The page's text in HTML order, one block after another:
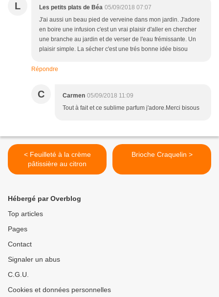
L Les petits plats de Béa 05/09/2018 07:07
J'ai aussi un beau pied de verveine dans mon jardin. J'adore
en boire une infusion c'est un vrai plaisir d'aller en chercher
une branche au jardin et de verser de l'eau frémissante. Un
plaisir simple. La sécher c'est une trés bonne idée bisou
Répondre
C Carmen 05/09/2018 11:09
Tout à fait et ce sublime parfum j'adore.Merci bisous
< Feuilleté à la crème
pâtissière au citron
Brioche Craquelin >
Hébergé par Overblog
Top articles
Pages
Contact
Signaler un abus
C.G.U.
Cookies et données personnelles